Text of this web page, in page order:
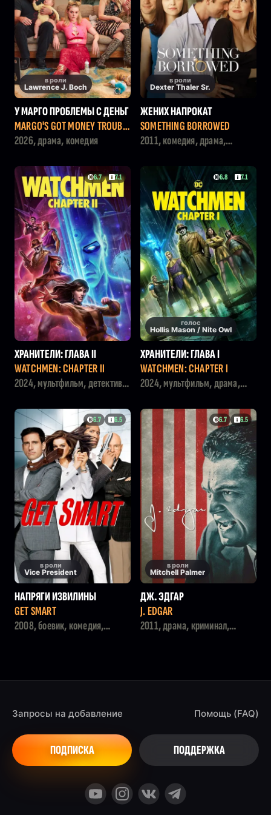
в роли
Lawrence J. Boch
У МАРГО ПРОБЛЕМЫ С ДЕНЬГ
АМИ
MARGO'S GOT MONEY TROUBL
ES
2026, драма, комедия
в роли
Dexter Thaler Sr.
ЖЕНИХ НАПРОКАТ
SOMETHING BORROWED
2011, комедия, драма,
6.7 7.1
ХРАНИТЕЛИ: ГЛАВА II
WATCHMEN: CHAPTER II
2024, мультфильм, детектив,
6.8 7.1
голос
Hollis Mason / Nite Owl
ХРАНИТЕЛИ: ГЛАВА I
WATCHMEN: CHAPTER I
2024, мультфильм, драма,
6.7 6.5
в роли
Vice President
НАПРЯГИ ИЗВИЛИНЫ
GET SMART
2008, боевик, комедия,
6.7 6.5
в роли
Mitchell Palmer
ДЖ. ЭДГАР
J. EDGAR
2011, драма, криминал,
Запросы на добавление
ПОДПИСКА
Помощь (FAQ)
ПОДДЕРЖКА